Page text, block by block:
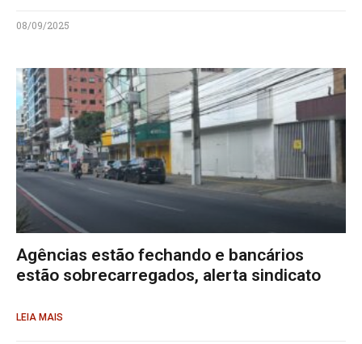
08/09/2025
Agências estão fechando e bancários
estão sobrecarregados, alerta sindicato
LEIA MAIS